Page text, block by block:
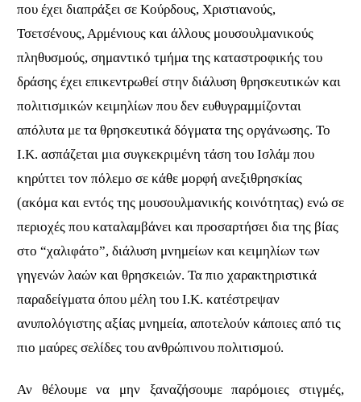
που έχει διαπράξει σε Κούρδους, Χριστιανούς,
Τσετσένους, Αρμένιους και άλλους μουσουλμανικούς
πληθυσμούς, σημαντικό τμήμα της καταστροφικής του
δράσης έχει επικεντρωθεί στην διάλυση θρησκευτικών και
πολιτισμικών κειμηλίων που δεν ευθυγραμμίζονται
απόλυτα με τα θρησκευτικά δόγματα της οργάνωσης. Το
Ι.Κ. ασπάζεται μια συγκεκριμένη τάση του Ισλάμ που
κηρύττει τον πόλεμο σε κάθε μορφή ανεξιθρησκίας
(ακόμα και εντός της μουσουλμανικής κοινότητας) ενώ σε
περιοχές που καταλαμβάνει και προσαρτήσει δια της βίας
στο “χαλιφάτο”, διάλυση μνημείων και κειμηλίων των
γηγενών λαών και θρησκειών. Τα πιο χαρακτηριστικά
παραδείγματα όπου μέλη του Ι.Κ. κατέστρεψαν
ανυπολόγιστης αξίας μνημεία, αποτελούν κάποιες από τις
πιο μαύρες σελίδες του ανθρώπινου πολιτισμού.
Αν θέλουμε να μην ξαναζήσουμε παρόμοιες στιγμές,